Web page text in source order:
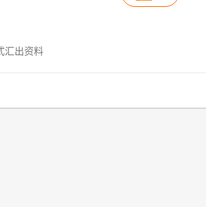
汇出资料